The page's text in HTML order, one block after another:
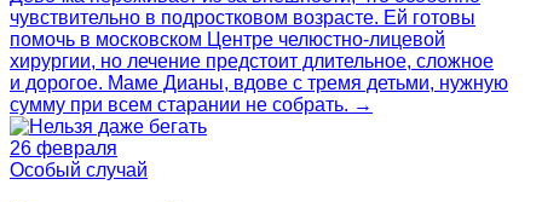
чувствительно в подростковом возрасте. Ей готовы
помочь в московском Центре челюстно‑лицевой
хирургии, но лечение предстоит длительное, сложное
и дорогое. Маме Дианы, вдове с тремя детьми, нужную
сумму при всем старании не собрать. →
26 февраля
Особый случай